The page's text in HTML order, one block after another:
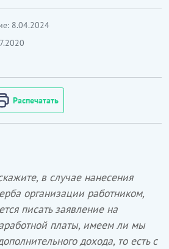
8.04.2024
Распечатать
в случае нанесения
организации работником,
писать заявление на
платы, имеем ли мы
дохода, то есть с